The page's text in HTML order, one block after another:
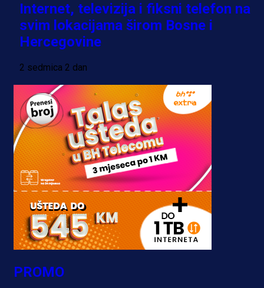
Internet, televizija i fiksni telefon na
svim lokacijama širom Bosne i
Hercegovine
2 sedmica 2 dan
PROMO